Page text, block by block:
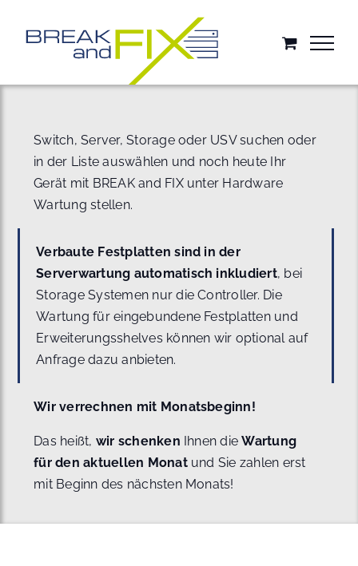
springen
Switch, Server, Storage oder USV suchen oder
in der Liste auswählen und noch heute Ihr
Gerät mit BREAK and FIX unter Hardware
Wartung stellen.
Verbaute Festplatten sind in der
Serverwartung automatisch inkludiert, bei
Storage Systemen nur die Controller. Die
Wartung für eingebundene Festplatten und
Erweiterungsshelves können wir optional auf
Anfrage dazu anbieten.
Wir verrechnen mit Monatsbeginn!
Das heißt, wir schenken Ihnen dieWartung
für den aktuellen Monat und Sie zahlen erst
mit Beginn des nächsten Monats!